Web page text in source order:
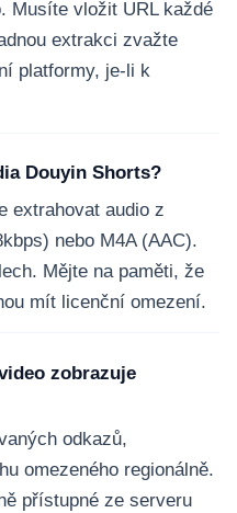
Musíte vložit URL každé
extrakci zvažte
platformy, je-li k
Douyin Shorts?
extrahovat audio z
nebo M4A (AAC).
Mějte na paměti, že
mít licenční omezení.
zobrazuje
odkazů,
omezeného regionálně.
přístupné ze serveru